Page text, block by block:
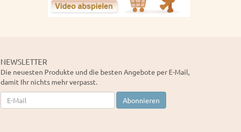
NEWSLETTER
Die neuesten Produkte und die besten Angebote per E-Mail,
damit Ihr nichts mehr verpasst.
Newsletter
Abonnieren